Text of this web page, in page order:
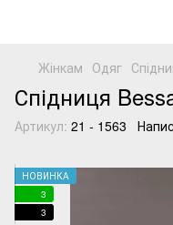
Жінкам Одяг
Спідниця
Артикул: 21 - 1563
НОВИНКА
3
3